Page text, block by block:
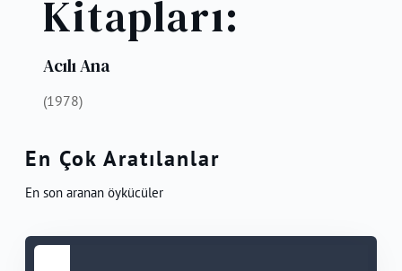
Kitapları:
Acılı Ana
(1978)
En Çok Aratılanlar
En son aranan öykücüler